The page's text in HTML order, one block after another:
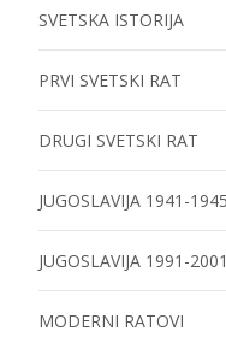
SVETSKA ISTORIJA
PRVI SVETSKI RAT
DRUGI SVETSKI RAT
JUGOSLAVIJA 1941-1945
JUGOSLAVIJA 1991-2001
MODERNI RATOVI